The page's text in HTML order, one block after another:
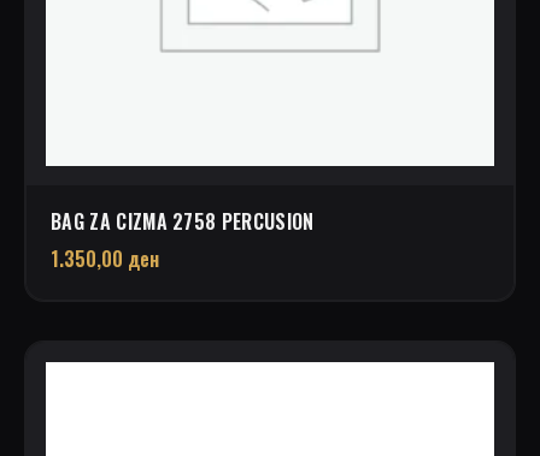
BAG ZA CIZMA 2758 PERCUSION
1.350,00 ден